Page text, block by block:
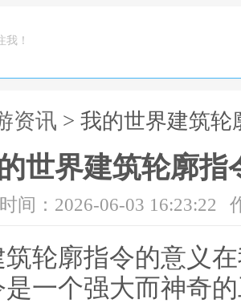
我！
资讯 > 我的世界建筑
世界建筑轮廓指
时间：2026-06-03 16:23:22
轮廓指令的意义
一个强大而神奇